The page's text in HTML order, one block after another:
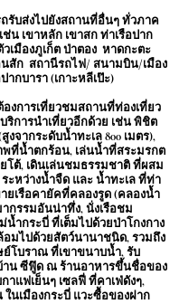
ถรับส่งไปยังสถานที่อื่นๆ ทั่วภาค
น เขาหลัก เขาสก ท่าเรือปาก
เมืองภูเก็ต ป่าตอง หาดกะตะ
นสัก สถานีรถไฟ/ สนามบิน/เมือง
กบารา (เกาะหลีเป๊ะ)
งการเที่ยวชมสถานที่ท่องเที่ยว
ริการนำเที่ยวอีกด้วย เช่น พิชิต
งจากระดับน้ำทะเล 800 เมตร),
ที่น้ำตกร้อน, เล่นน้ำที่สระมรกต
ต้, เดินเล่นชมธรรมชาติ ที่ผสม
ะหว่างน้ำจืด และ น้ำทะเล ที่ท่า
ยเรือคายัคที่คลองรูด (คลองน้ำ
กรรมอันน่าทึ่ง, นั่งเรือชม
ำกระบี่ ที่เต็มไปด้วยป่าโกงกาง
มไปด้วยสัตว์นานาชนิด, รวมถึง
โบราณ ที่เขาขนาบน้ำ, รับ
น ซีฟู๊ด ณ ร้านอาหารขึ้นชื่อของ
าแฟเย็นๆ เซลฟี่ ที่คาเฟ่ดังๆ,
นเมืองกระบี่ แวะซื้อของฝาก